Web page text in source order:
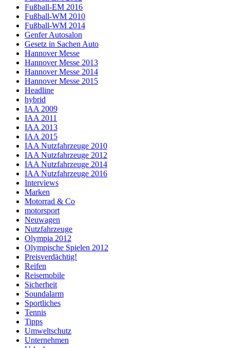
Fußball-EM 2016
Fußball-WM 2010
Fußball-WM 2014
Genfer Autosalon
Gesetz in Sachen Auto
Hannover Messe
Hannover Messe 2013
Hannover Messe 2014
Hannover Messe 2015
Headline
hybrid
IAA 2009
IAA 2011
IAA 2013
IAA 2015
IAA Nutzfahrzeuge 2010
IAA Nutzfahrzeuge 2012
IAA Nutzfahrzeuge 2014
IAA Nutzfahrzeuge 2016
Interviews
Marken
Motorrad & Co
motorsport
Neuwagen
Nutzfahrzeuge
Olympia 2012
Olympische Spielen 2012
Preisverdächtig!
Reifen
Reisemobile
Sicherheit
Soundalarm
Sportliches
Tennis
Tipps
Umweltschutz
Unternehmen